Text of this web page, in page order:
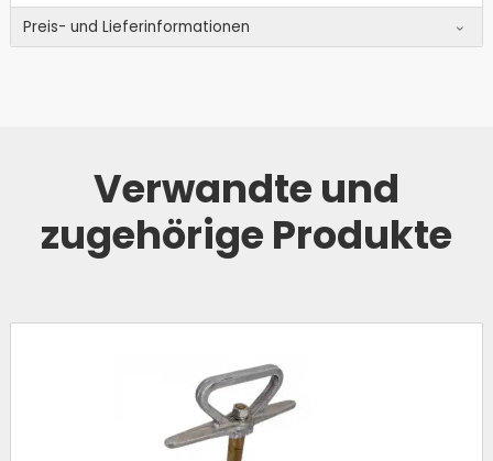
Preis- und Lieferinformationen
Verwandte und
zugehörige Produkte